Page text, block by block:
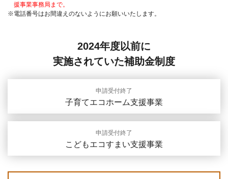
援事業事務局まで。
※電話番号はお間違えのないようにお願いいたします。
2024年度以前に
実施されていた補助金制度
申請受付終了
子育てエコホーム支援事業
申請受付終了
こどもエコすまい支援事業